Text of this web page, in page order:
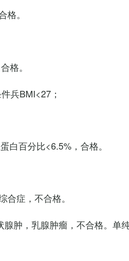
。
格。
兵BMI<27；
白百分比<6.5%，合格。
症，不合格。
肿，乳腺肿瘤，不合格。单